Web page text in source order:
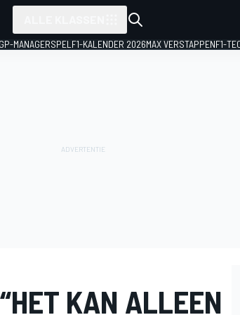
MANAGERSPEL F1-KALENDER 2026MAX VERSTAPPENF1-
KAN ALLEEN